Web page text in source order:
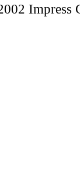
Impress